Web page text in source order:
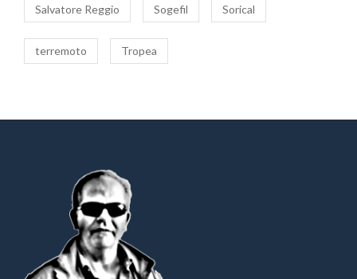
Salvatore Reggio Sogefil Sorical
terremoto Tropea